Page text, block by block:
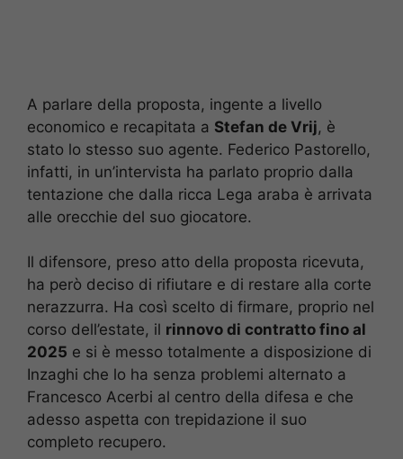
A parlare della proposta, ingente a livello
economico e recapitata a Stefan de Vrij, è
stato lo stesso suo agente. Federico Pastorello,
infatti, in un’intervista ha parlato proprio dalla
tentazione che dalla ricca Lega araba è arrivata
alle orecchie del suo giocatore.
Il difensore, preso atto della proposta ricevuta,
ha però deciso di rifiutare e di restare alla corte
nerazzurra. Ha così scelto di firmare, proprio nel
corso dell’estate, il rinnovo di contratto fino al
2025 e si è messo totalmente a disposizione di
Inzaghi che lo ha senza problemi alternato a
Francesco Acerbi al centro della difesa e che
adesso aspetta con trepidazione il suo
completo recupero.